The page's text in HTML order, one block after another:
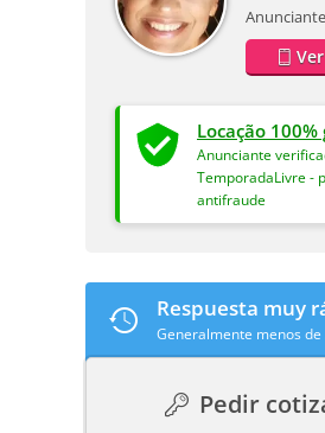
Locação
Anunciante
TemporadaLivre -
antifraude
Respuesta muy
Generalmente menos
Pedir